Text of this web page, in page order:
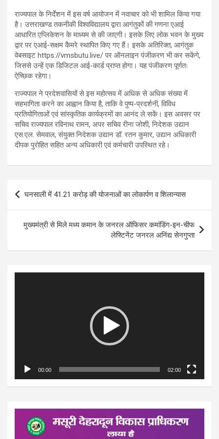
राज्यपाल के निर्देशन में इस वर्ष आयोजन में नवाचार को भी शामिल किया गया
है। उत्तराखण्ड तकनीकी विश्वविद्यालय द्वारा आगंतुकों की गणना एआई
आधारित एप्लिकेशन के माध्यम से की जाएगी। इसके लिए लोक भवन के मुख्य
द्वार पर एआई-सक्षम कैमरे स्थापित किए गए हैं। इसके अतिरिक्त, आगंतुक
वेबसाइट https://vmsbutu.live/ पर ऑनलाइन पंजीकरण भी कर सकेंगे,
जिससे उन्हें एक डिजिटल आई-कार्ड प्राप्त होगा। यह पंजीकरण पूर्णतः
ऐच्छिक रहेगा।
राज्यपाल ने प्रदेशवासियों से इस महोत्सव में अधिक से अधिक संख्या में
सहभागिता करने का आह्वान किया है, ताकि वे पुष्प-प्रदर्शनी, विविध
प्रतियोगिताओं एवं सांस्कृतिक कार्यक्रमों का आनंद ले सकें। इस अवसर पर
सचिव राज्यपाल रविनाथ रामन, अपर सचिव रीना जोशी, निदेशक उद्यान
एस.एल. सेमवाल, संयुक्त निदेशक उद्यान डॉ. रतन कुमार, उद्यान अधिकारी
दीपक पुरोहित सहित अन्य अधिकारी एवं कर्मचारी उपस्थित रहे।
Post
navigation
घनसाली में 41.21 करोड़ की योजनाओं का लोकार्पण व शिलान्यास
मुख्यमंत्री से मिले मध्य कमान के जनरल ऑफिसर कमांडिंग-इन-चीफ
लेफ्टिनेंट जनरल अनिंद्य सेनगुप्ता
00:00 02:00